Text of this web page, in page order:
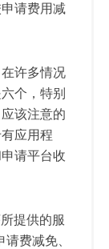
请费用减
在许多情况
个，特别
该注意的
应用程
请平台收
提供的服
费减免、